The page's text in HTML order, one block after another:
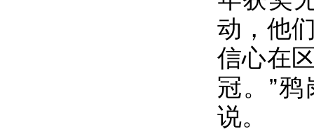
动，他
信心在
冠。”
说。